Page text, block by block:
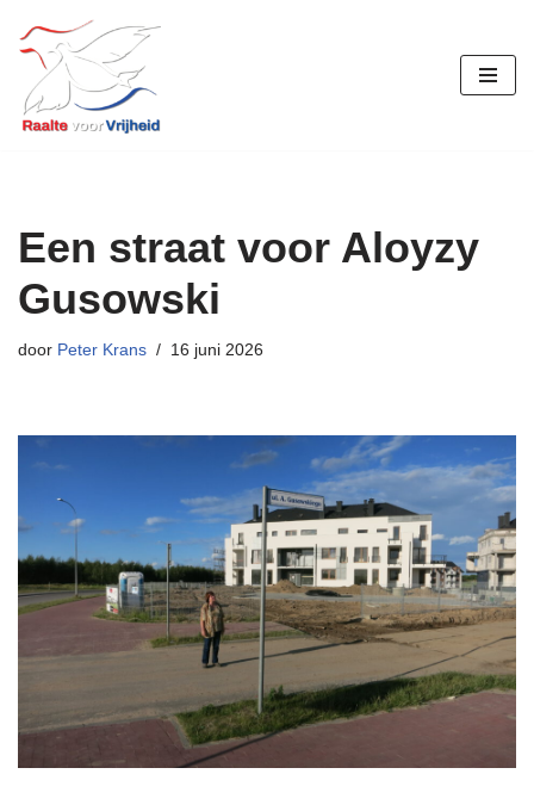
Ga
naar
de
Een straat voor Aloyzy
Gusowski
door Peter Krans 16 juni 2026